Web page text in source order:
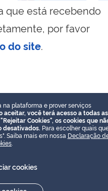
que está recebendo
por favor
do site.
na plataforma e prover serviços
aceitar, você terá acesso a todas as
Cookies", os cookies que
desativados. Para escolher quais
Saiba mais em nossa Declaração
cookies